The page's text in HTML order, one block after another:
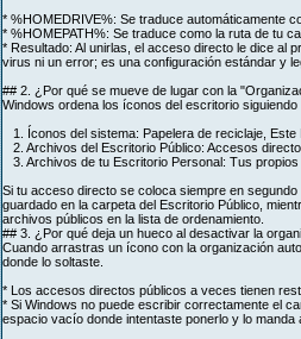
* %HOMEDRIVE%: Se traduce automáticamente
* %HOMEPATH%: Se traduce como la ruta de tu
* Resultado: Al unirlas, el acceso directo le dice al
virus ni un error; es una configuración estándar y
## 2. ¿Por qué se mueve de lugar con la
Windows ordena los íconos del escritorio
1. Íconos del sistema: Papelera de reciclaje, Este
2. Archivos del Escritorio Público: Accesos
3. Archivos de tu Escritorio Personal: Tus
Si tu acceso directo se coloca siempre en
guardado en la carpeta del Escritorio Público,
archivos públicos en la lista de ordenamiento.
## 3. ¿Por qué deja un hueco al desactivar la
Cuando arrastras un ícono con la organización
donde lo soltaste.
* Los accesos directos públicos a veces tienen
* Si Windows no puede escribir correctamente el
espacio vacío donde intentaste ponerlo y lo manda